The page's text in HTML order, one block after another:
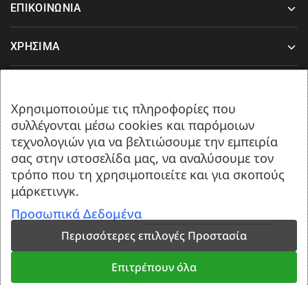
ΕΠΙΚΟΙΝΩΝΙΑ
ΧΡΗΣΙΜΑ
Δευτέρα-Παρασκευή 08:00-17:00
Σάββατο 08:00 έως 13:00.
Created byWeb-Mate.gr
Χρησιμοποιούμε τις πληροφορίες που
συλλέγονται μέσω cookies και παρόμοιων
τεχνολογιών για να βελτιώσουμε την εμπειρία
σας στην ιστοσελίδα μας, να αναλύσουμε τον
τρόπο που τη χρησιμοποιείτε και για σκοπούς
μάρκετινγκ.
Προσωπικά Δεδομένα
Περισσότερες επιλογές Προστασία
Επιτρέπουν όλα